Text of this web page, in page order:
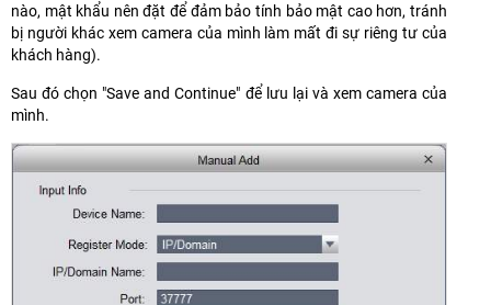
nào, mật khẩu nên đặt để đảm bảo tính bảo mật cao hơn, tránh
bị người khác xem camera của mình làm mất đi sự riêng tư của
khách hàng).
Sau đó chọn "Save and Continue" để lưu lại và xem camera của
mình.